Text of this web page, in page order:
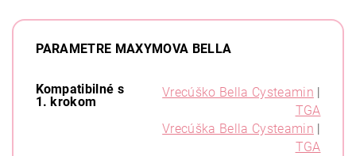
PARAMETRE MAXYMOVA BELLA
Kompatibilné s
1. krokom
Vrecúško Bella Cysteamin |
TGA
Vrecúška Bella Cysteamin |
TGA